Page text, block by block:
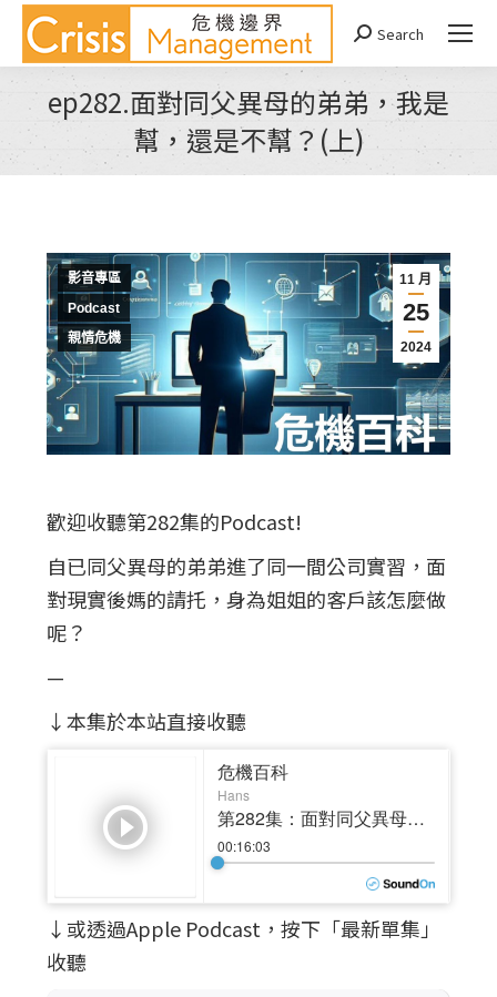
Search:
Search
ep282.面對同父異母的弟弟，我是
幫，還是不幫？(上)
You are here:
11 月
25
2024
影音專區
Podcast
親情危機
歡迎收聽第282集的Podcast!
自已同父異母的弟弟進了同一間公司實習，面
對現實後媽的請托，身為姐姐的客戶該怎麼做
呢？
—
↓本集於本站直接收聽
↓或透過Apple Podcast，按下「最新單集」
收聽